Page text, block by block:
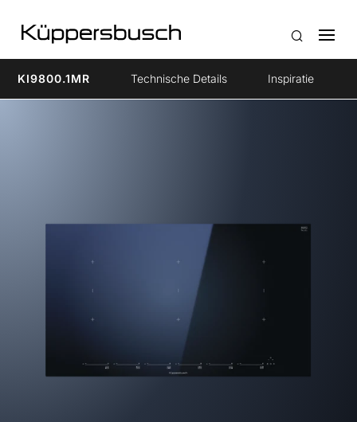
KI9800.1MR Technische Details Inspiratie